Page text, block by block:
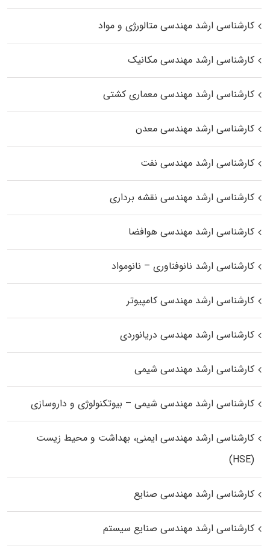
کارشناسی ارشد مهندسی متالورژی و مواد
کارشناسی ارشد مهندسی مکانیک
کارشناسی ارشد مهندسی معماری کشتی
کارشناسی ارشد مهندسی معدن
کارشناسی ارشد مهندسی نفت
کارشناسی ارشد مهندسی نقشه برداری
کارشناسی ارشد مهندسی هوافضا
کارشناسی ارشد نانوفناوری – نانومواد
کارشناسی ارشد مهندسی کامپیوتر
کارشناسی ارشد مهندسی دریانوردی
کارشناسی ارشد مهندسی شیمی
کارشناسی ارشد مهندسی شیمی – بیوتکنولوژی و داروسازی
کارشناسی ارشد مهندسی ایمنی، بهداشت و محیط زیست
(HSE)
کارشناسی ارشد مهندسی صنایع
کارشناسی ارشد مهندسی صنایع سیستم